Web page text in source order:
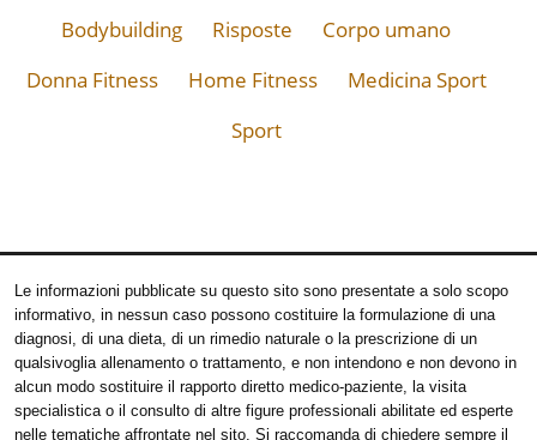
Bodybuilding
Risposte
Corpo umano
Donna Fitness
Home Fitness
Medicina Sport
Sport
Le informazioni pubblicate su questo sito sono presentate a solo scopo
informativo, in nessun caso possono costituire la formulazione di una
diagnosi, di una dieta, di un rimedio naturale o la prescrizione di un
qualsivoglia allenamento o trattamento, e non intendono e non devono in
alcun modo sostituire il rapporto diretto medico-paziente, la visita
specialistica o il consulto di altre figure professionali abilitate ed esperte
nelle tematiche affrontate nel sito. Si raccomanda di chiedere sempre il